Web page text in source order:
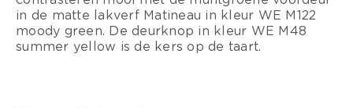
in de matte lakverf Matineau in kleur WE M122
moody green. De deurknop in kleur WE M48
summer yellow is de kers op de taart.